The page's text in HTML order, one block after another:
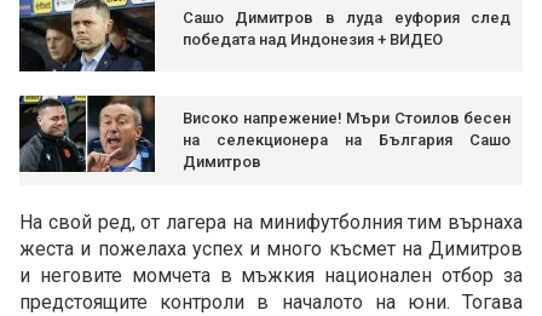
Сашо Димитров в луда еуфория след
победата над Индонезия + ВИДЕО
Високо напрежение! Мъри Стоилов бесен
на селекционера на България Сашо
Димитров
На свой ред, от лагера на минифутболния тим върнаха
жеста и пожелаха успех и много късмет на Димитров
и неговите момчета в мъжкия национален отбор за
предстоящите контроли в началото на юни. Тогава